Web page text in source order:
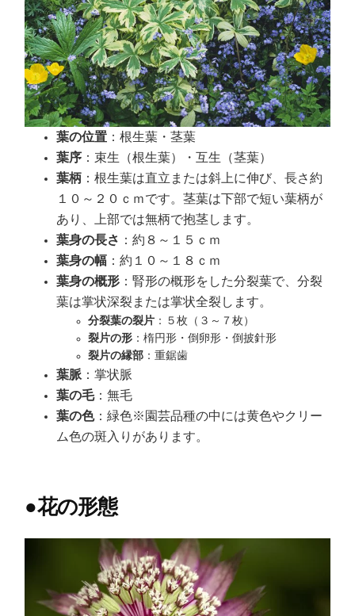
葉の位置 ：根生葉・茎葉
葉序 ：束生（根生葉）・互生（茎葉）
葉柄 ：根生葉は直立または斜上に伸び、長さ約
１０～２０ｃｍです。茎葉は下部で短い葉柄が
あり、上部では無柄で抱茎します。
葉身の長さ ：約８～１５ｃｍ
葉身の幅 ：約１０～１８ｃｍ
葉身の概形 ：腎形の概形をした分裂葉で、分裂
葉は掌状深裂または掌状全裂します。
分裂葉の裂片 ：５枚（３～７枚）
裂片の形 ：楕円形・倒卵形・倒披針形
裂片の縁部 ：重鋸歯
葉脈：掌状脈
葉の毛：無毛
葉の色：緑色※園芸品種の中には黄色やクリー
ム色の斑入りがあります。
●花の形態